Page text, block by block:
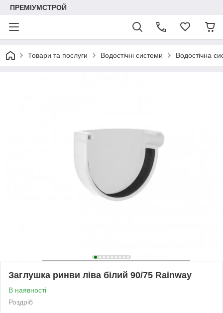
ПРЕМІУМСТРОЙ
Товари та послуги Водостічні системи Водостічна
Заглушка ринви ліва білий 90/75 Rainway
В наявності
Роздріб